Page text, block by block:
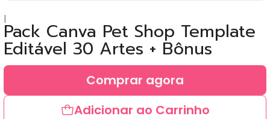
|Pack Canva Pet Shop Template
Editável 30 Artes + Bônus
Adicionar ao Carrinho
Comprar agora